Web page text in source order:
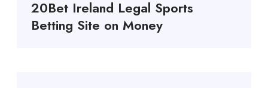
20Bet Ireland Legal Sports
Betting Site on Money